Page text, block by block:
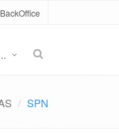
BackOffice
SPN